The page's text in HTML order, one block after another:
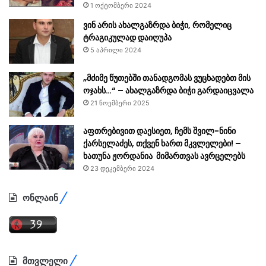
1 ოქტომბერი 2024
ვინ არის ახალგაზრდა ბიჭი, რომელიც
ტრაგიკულად დაიღუპა
5 აპრილი 2024
„მძიმე წუთებში თანადგომას ვუცხადებთ მის
ოჯახს…“ – ახალგაზრდა ბიჭი გარდაიცვალა
21 ნოემბერი 2025
აფთრებივით დაესიეთ, ჩემს შვილ-ნინი
ქარსელაძეს, თქვენ ხართ მკვლელები! –
ხათუნა ჟორდანია მიმართვას ავრცელებს
23 დეკემბერი 2024
ონლაინ
მთვლელი